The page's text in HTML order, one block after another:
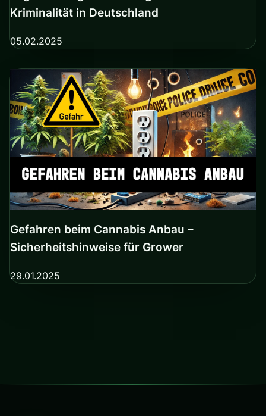
Kriminalität in Deutschland
05.02.2025
Gefahren beim Cannabis Anbau –
Sicherheitshinweise für Grower
29.01.2025